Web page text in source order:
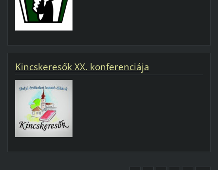
Kincskeresők XX. konferenciája